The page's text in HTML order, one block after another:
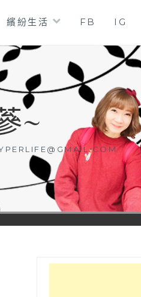
繽紛生活 FB IG
~